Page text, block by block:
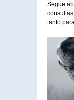
Segue
tanto